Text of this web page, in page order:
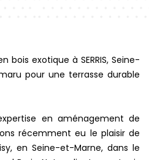
bois exotique à SERRIS, Seine-
pour une terrasse durable
en aménagement de
récemment eu le plaisir de
en Seine-et-Marne, dans le